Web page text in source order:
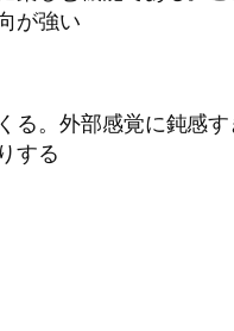
が強い
る。外部感覚に鈍感
する